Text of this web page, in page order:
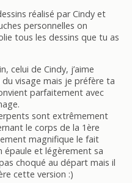
réalisé par Cindy et
personnelles on
tous les dessins que tu as
celui de Cindy, j’aime
du visage mais je préfère ta
parfaitement avec
sont extrêmement
le corps de la 1ère
magnifique le fait
épaule et légèrement sa
choqué au départ mais il
cette version :)